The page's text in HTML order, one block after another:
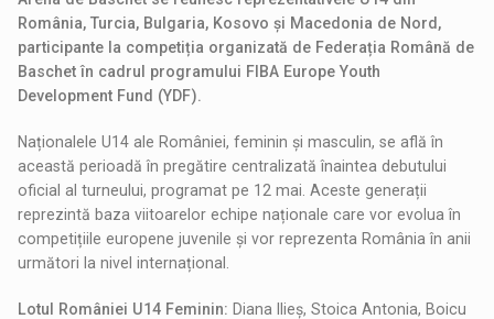
România, Turcia, Bulgaria, Kosovo și Macedonia de Nord,
participante la competiția organizată de Federația Română de
Baschet în cadrul programului FIBA Europe Youth
Development Fund (YDF).
Naționalele U14 ale României, feminin și masculin, se află în
această perioadă în pregătire centralizată înaintea debutului
oficial al turneului, programat pe 12 mai. Aceste generații
reprezintă baza viitoarelor echipe naționale care vor evolua în
competițiile europene juvenile și vor reprezenta România în anii
următori la nivel internațional.
Lotul României U14 Feminin: Diana Ilieș, Stoica Antonia, Boicu